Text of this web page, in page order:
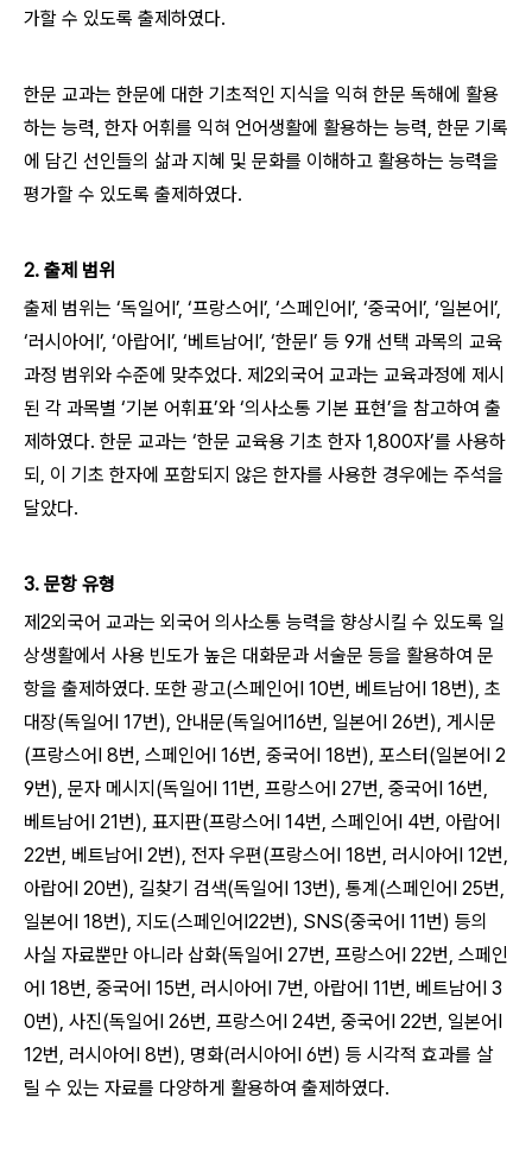
가할 수 있도록 출제하였다.
한문 교과는 한문에 대한 기초적인 지식을 익혀 한문 독해에 활용
하는 능력, 한자 어휘를 익혀 언어생활에 활용하는 능력, 한문 기록
에 담긴 선인들의 삶과 지혜 및 문화를 이해하고 활용하는 능력을
평가할 수 있도록 출제하였다.
2. 출제 범위
출제 범위는 ‘독일어Ⅰ’, ‘프랑스어Ⅰ’, ‘스페인어Ⅰ’, ‘중국어Ⅰ’, ‘일본어Ⅰ’,
‘러시아어Ⅰ’, ‘아랍어Ⅰ’, ‘베트남어Ⅰ’, ‘한문Ⅰ’ 등 9개 선택 과목의 교육
과정 범위와 수준에 맞추었다. 제2외국어 교과는 교육과정에 제시
된 각 과목별 ‘기본 어휘표’와 ‘의사소통 기본 표현’을 참고하여 출
제하였다. 한문 교과는 ‘한문 교육용 기초 한자 1,800자’를 사용하
되, 이 기초 한자에 포함되지 않은 한자를 사용한 경우에는 주석을
달았다.
3. 문항 유형
제2외국어 교과는 외국어 의사소통 능력을 향상시킬 수 있도록 일
상생활에서 사용 빈도가 높은 대화문과 서술문 등을 활용하여 문
항을 출제하였다. 또한광고(스페인어Ⅰ 10번, 베트남어Ⅰ 18번), 초
대장(독일어Ⅰ 17번), 안내문(독일어Ⅰ16번, 일본어Ⅰ 26번), 게시문
(프랑스어Ⅰ 8번, 스페인어Ⅰ 16번, 중국어Ⅰ 18번), 포스터(일본어Ⅰ 2
9번), 문자 메시지(독일어Ⅰ 11번, 프랑스어Ⅰ 27번, 중국어Ⅰ 16번,
베트남어Ⅰ 21번), 표지판(프랑스어Ⅰ 14번, 스페인어Ⅰ 4번, 아랍어Ⅰ
22번, 베트남어Ⅰ 2번), 전자 우편(프랑스어Ⅰ 18번, 러시아어Ⅰ 12번,
아랍어Ⅰ 20번), 길찾기 검색(독일어Ⅰ 13번), 통계(스페인어Ⅰ 25번,
일본어Ⅰ 18번), 지도(스페인어Ⅰ22번), SNS(중국어Ⅰ 11번) 등의
사실 자료뿐만 아니라 삽화(독일어Ⅰ 27번, 프랑스어Ⅰ 22번, 스페인
어Ⅰ 18번, 중국어Ⅰ 15번, 러시아어Ⅰ 7번, 아랍어Ⅰ 11번, 베트남어Ⅰ 3
0번), 사진(독일어Ⅰ 26번, 프랑스어Ⅰ 24번, 중국어Ⅰ 22번, 일본어Ⅰ
12번, 러시아어Ⅰ 8번), 명화(러시아어Ⅰ 6번) 등 시각적 효과를 살
릴 수 있는 자료를 다양하게 활용하여 출제하였다.